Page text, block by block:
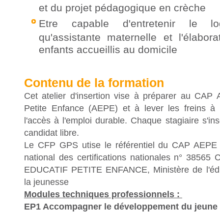
et du projet pédagogique en crèche
Etre capable d'entretenir le
qu'assistante maternelle et
enfants accueillis au domicile
Contenu de la formation
Cet atelier d'insertion vise à préparer au CAP
Petite Enfance (AEPE) et à lever les freins à
l'accès à l'emploi durable. Chaque stagiaire
candidat libre.
Le CFP GPS utise le référentiel du CAP
national des certifications nationales n° 38565
EDUCATIF PETITE ENFANCE, Ministère de
la jeunesse
Modules techniques professionnels :
EP1 Accompagner le développement du